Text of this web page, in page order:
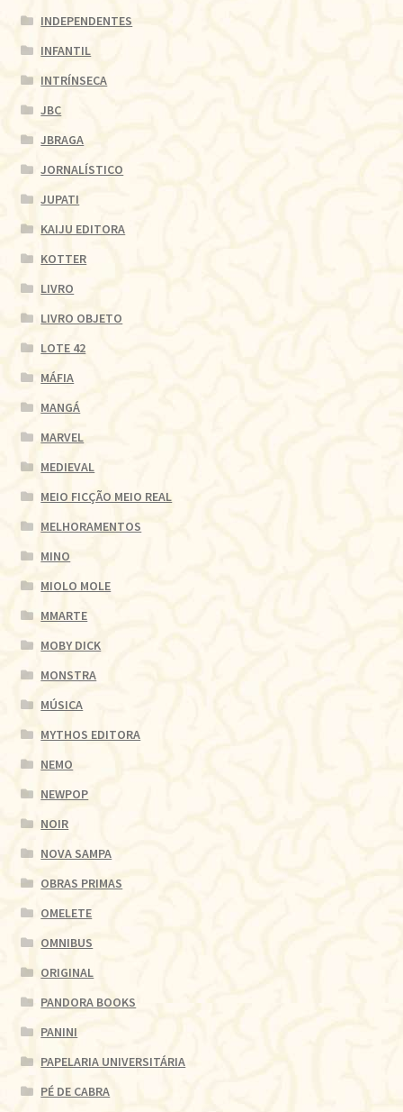
INDEPENDENTES
INFANTIL
INTRÍNSECA
JBC
JBRAGA
JORNALÍSTICO
JUPATI
KAIJU EDITORA
KOTTER
LIVRO
LIVRO OBJETO
LOTE 42
MÁFIA
MANGÁ
MARVEL
MEDIEVAL
MEIO FICÇÃO MEIO REAL
MELHORAMENTOS
MINO
MIOLO MOLE
MMARTE
MOBY DICK
MONSTRA
MÚSICA
MYTHOS EDITORA
NEMO
NEWPOP
NOIR
NOVA SAMPA
OBRAS PRIMAS
OMELETE
OMNIBUS
ORIGINAL
PANDORA BOOKS
PANINI
PAPELARIA UNIVERSITÁRIA
PÉ DE CABRA